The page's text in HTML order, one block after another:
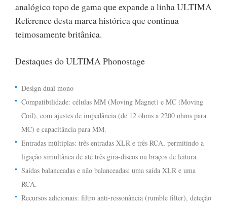
analógico topo de gama que expande a linha ULTIMA
Reference desta marca histórica que continua
teimosamente britânica.
Destaques do ULTIMA Phonostage
Design dual mono
Compatibilidade: células MM (Moving Magnet) e MC (Moving
Coil), com ajustes de impedância (de 12 ohms a 2200 ohms para
MC) e capacitância para MM.
Entradas múltiplas: três entradas XLR e três RCA, permitindo a
ligação simultânea de até três gira-discos ou braços de leitura.
Saídas balanceadas e não balanceadas: uma saída XLR e uma
RCA.
Recursos adicionais: filtro anti-ressonância (rumble filter), deteção